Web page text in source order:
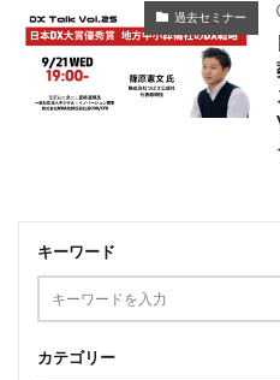
過去セミナー
キーワード
カテゴリー